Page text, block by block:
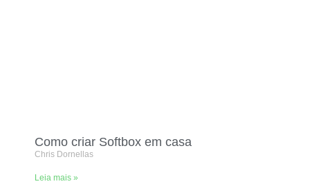
Como criar Softbox em casa
Chris Dornellas
Leia mais »